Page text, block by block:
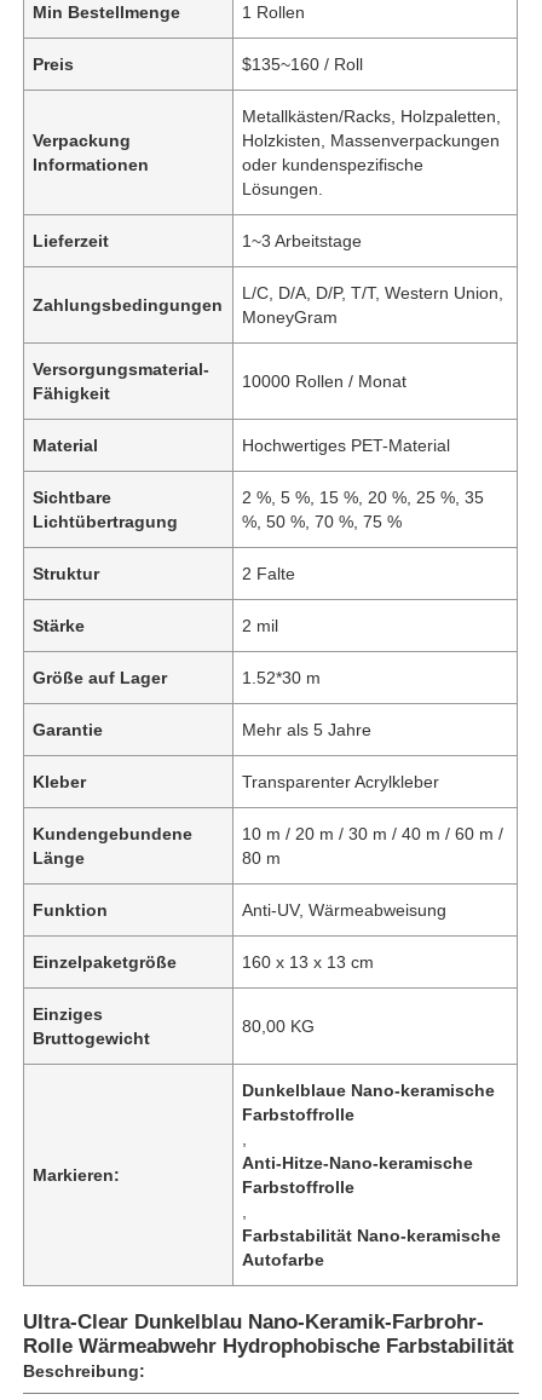
Min Bestellmenge 1 Rollen
Preis $135~160 / Roll
Verpackung
Informationen
Metallkästen/Racks, Holzpaletten,
Holzkisten, Massenverpackungen
oder kundenspezifische
Lösungen.
Lieferzeit 1~3 Arbeitstage
Zahlungsbedingungen
L/C, D/A, D/P, T/T, Western Union,
MoneyGram
Versorgungsmaterial-
Fähigkeit
10000 Rollen / Monat
Material Hochwertiges PET-Material
Sichtbare
Lichtübertragung
2 %, 5 %, 15 %, 20 %, 25 %, 35
%, 50 %, 70 %, 75 %
Struktur 2 Falte
Stärke 2 mil
Größe auf Lager 1.52*30 m
Garantie Mehr als 5 Jahre
Kleber Transparenter Acrylkleber
Kundengebundene
Länge
10 m / 20 m / 30 m / 40 m / 60 m /
80 m
Funktion Anti-UV, Wärmeabweisung
Einzelpaketgröße 160 x 13 x 13 cm
Einziges
Bruttogewicht
80,00 KG
Markieren:
Dunkelblaue Nano-keramische
Farbstoffrolle
Anti-Hitze-Nano-keramische
Farbstoffrolle
Farbstabilität Nano-keramische
Autofarbe
Ultra-Clear Dunkelblau Nano-Keramik-Farbrohr-
Rolle Wärmeabwehr Hydrophobische Farbstabilität
Beschreibung: